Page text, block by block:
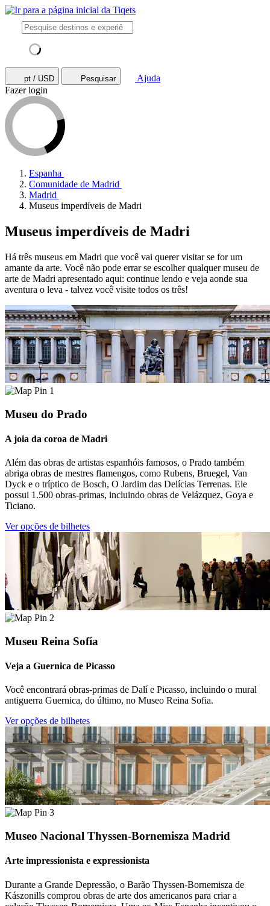
pt / USD Pesquisar
Ajuda
Fazer login
Espanha
Comunidade de Madrid
Madrid
Museus imperdíveis de Madri
Museus imperdíveis de Madri
Há três museus em Madri que você vai querer visitar se for um
amante da arte. Você não pode errar se escolher qualquer museu de
arte de Madri apresentado aqui: continue lendo e veja aonde sua
aventura o leva - talvez você visite todos os três!
1
Museu do Prado
A joia da coroa de Madri
Além das obras de artistas espanhóis famosos, o Prado também
abriga obras de mestres flamengos, como Rubens, Bruegel, Van
Dyck e o tríptico de Bosch, O Jardim das Delícias Terrenas. Ele
possui 1.500 obras-primas, incluindo obras de Velázquez, Goya e
Ticiano.
Ver opções de bilhetes
2
Museu Reina Sofía
Veja a Guernica de Picasso
Você encontrará obras-primas de Dalí e Picasso, incluindo o mural
antiguerra Guernica, do último, no Museo Reina Sofia.
Ver opções de bilhetes
3
Museo Nacional Thyssen-Bornemisza Madrid
Arte impressionista e expressionista
Durante a Grande Depressão, o Barão Thyssen-Bornemisza de
Kászonills comprou obras de arte dos americanos para criar a